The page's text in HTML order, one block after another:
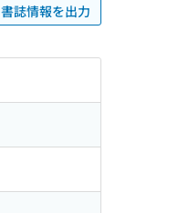
書誌情報を出力